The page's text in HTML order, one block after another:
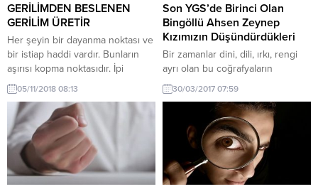
GERİLİMDEN BESLENEN
GERİLİM ÜRETİR
Her şeyin bir dayanma noktası ve
bir istiap haddi vardır. Bunların
aşırısı kopma noktasıdır. İpi
gerersin koparırsın, balonu
ziyadesiyle şişirirsin patlatırsın.
Kedinin kuyruğuna basarsın
kendini tırmalatırsın. İnsanı
sıkıştırırsın ya sindirirsin ya da
vahşileştirişin. Bir bakın ki, daha
insan bebekken o masum ve
tertemiz meleğin beynine ve
05/11/2018 08:13
Son YGS’de Birinci Olan
Bingöllü Ahsen Zeynep
Kızımızın Düşündürdükleri
Bir zamanlar dini, dili, ırkı, rengi
ayrı olan bu coğrafyaların
insanları Osmanlının himayesinde
kendi dil, din, ırk, adet ve
göreneklerine göre serbestçe
yaşadılar. Dört asır boyunca
kimse kimseye bu farklılıklarından
dolayı ayrımcılık yapmadı. Ta ki 19.
yüzyıla gelene kadar… Hani bir
söz vardır bir elin beş parmağı da
30/03/2017 07:59